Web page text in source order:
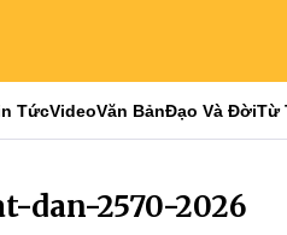
TứcVideoVăn BảnĐạo Và ĐờiTừ
dan-2570-2026